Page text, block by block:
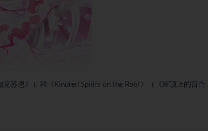
苏恩》）和《Kindred Spirits on the Roof》（《屋顶上的百合